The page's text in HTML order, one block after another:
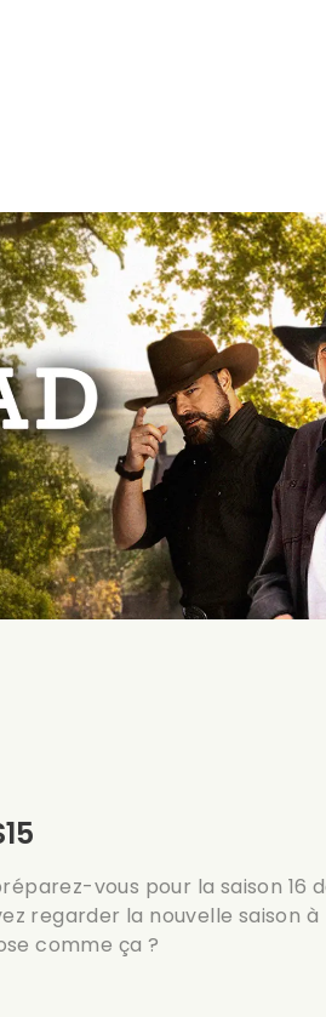
vous pour la saison 16
regarder la nouvelle saison à
comme ça ?